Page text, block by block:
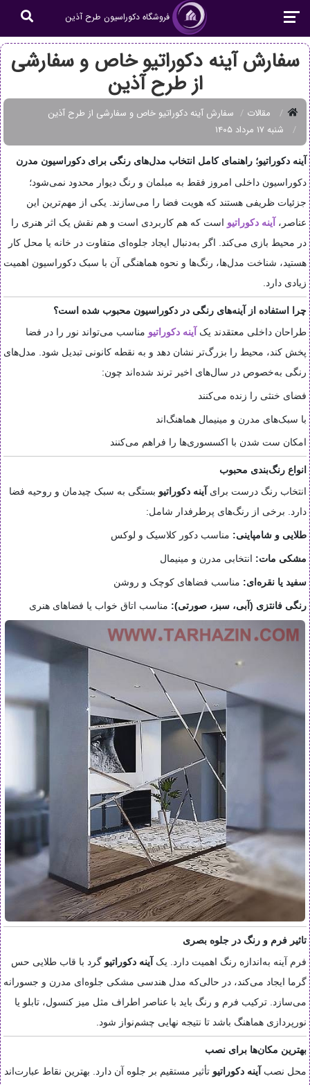
فروشگاه دکوراسیون طرح آذین
سفارش آینه دکوراتیو خاص و سفارشی
از طرح آذین
مقالات
سفارش آینه دکوراتیو خاص و سفارشی از طرح آذین
شنبه ۱۷ مرداد ۱۴۰۵
آینه دکوراتیو؛ راهنمای کامل انتخاب مدل‌های رنگی برای دکوراسیون مدرن
دکوراسیون داخلی امروز فقط به مبلمان و رنگ دیوار محدود نمی‌شود؛
جزئیات ظریفی هستند که هویت فضا را می‌سازند. یکی از مهم‌ترین این
عناصر، آینه دکوراتیو است که هم کاربردی است و هم نقش یک اثر هنری را
در محیط بازی می‌کند. اگر به‌دنبال ایجاد جلوه‌ای متفاوت در خانه یا محل کار
هستید، شناخت مدل‌ها، رنگ‌ها و نحوه هماهنگی آن با سبک دکوراسیون اهمیت
زیادی دارد.
چرا استفاده از آینه‌های رنگی در دکوراسیون محبوب شده است؟
طراحان داخلی معتقدند یک آینه دکوراتیو مناسب می‌تواند نور را در فضا
پخش کند، محیط را بزرگ‌تر نشان دهد و به نقطه کانونی تبدیل شود. مدل‌های
رنگی به‌خصوص در سال‌های اخیر ترند شده‌اند چون:
فضای خنثی را زنده می‌کنند
با سبک‌های مدرن و مینیمال هماهنگ‌اند
امکان ست شدن با اکسسوری‌ها را فراهم می‌کنند
انواع رنگ‌بندی محبوب
انتخاب رنگ درست برای آینه دکوراتیو بستگی به سبک چیدمان و روحیه فضا
دارد. برخی از رنگ‌های پرطرفدار شامل:
طلایی و شامپاینی: مناسب دکور کلاسیک و لوکس
مشکی مات: انتخابی مدرن و مینیمال
سفید یا نقره‌ای: مناسب فضاهای کوچک و روشن
رنگی فانتزی (آبی، سبز، صورتی): مناسب اتاق خواب یا فضاهای هنری
تاثیر فرم و رنگ در جلوه بصری
فرم آینه به‌اندازه رنگ اهمیت دارد. یک آینه دکوراتیو گرد با قاب طلایی حس
گرما ایجاد می‌کند، در حالی‌که مدل هندسی مشکی جلوه‌ای مدرن و جسورانه
می‌سازد. ترکیب فرم و رنگ باید با عناصر اطراف مثل میز کنسول، تابلو یا
نورپردازی هماهنگ باشد تا نتیجه نهایی چشم‌نواز شود.
بهترین مکان‌ها برای نصب
محل نصب آینه دکوراتیو تأثیر مستقیم بر جلوه آن دارد. بهترین نقاط عبارت‌اند